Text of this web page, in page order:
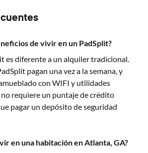
de vivir en un PadSplit?
es diferente a un alquiler tradicional.
pagan una vez a la semana, y
con WIFI y utilidades
requiere un puntaje de crédito
pagar un depósito de seguridad
en una habitación en Atlanta, GA?